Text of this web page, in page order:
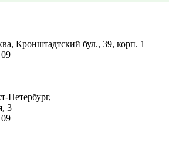
Кронштадтский бул., 39, корп. 1
Петербург,
3